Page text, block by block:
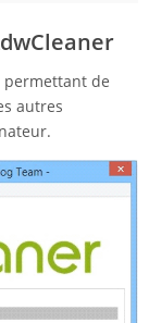
permettant de
autres